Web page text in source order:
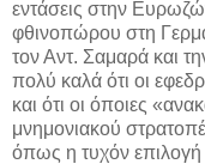
εντάσεις στην
φθινοπώρου στη
τον Αντ. Σαμαρά και
πολύ καλά ότι οι
και ότι οι όποιες
μνημονιακού
όπως η τυχόν επιλογή